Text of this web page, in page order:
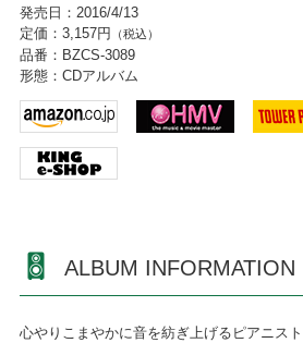
発売日：2016/4/13
定価：3,157円
（税込）
品番：BZCS-3089
形態：CDアルバム
ALBUM INFORMATION
心やりこまやかに音を紡ぎ上げるピアニス